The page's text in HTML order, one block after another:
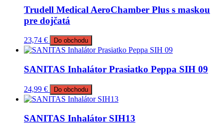
Trudell Medical AeroChamber Plus s maskou
pre dojčatá
23,74 € Do obchodu
SANITAS Inhalátor Prasiatko Peppa SIH 09
24,99 € Do obchodu
SANITAS Inhalátor SIH13